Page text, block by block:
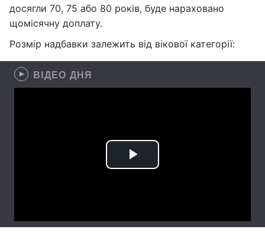
досягли 70, 75 або 80 років, буде нараховано
щомісячну доплату.
Розмір надбавки залежить від вікової категорії:
ВІДЕО ДНЯ